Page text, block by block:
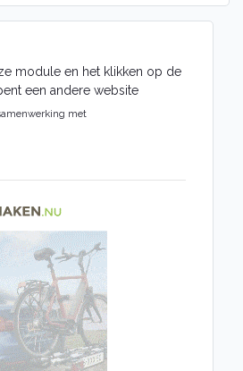
module en het klikken op de
een andere website
met